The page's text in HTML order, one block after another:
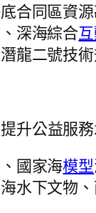
合同區資
深海綜合
龍二號技
升公益服務
國家海模型
水下文物